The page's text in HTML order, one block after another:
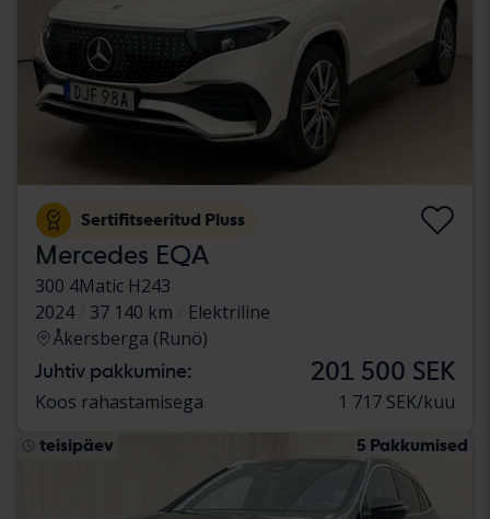
Sertifitseeritud Pluss
Mercedes EQA
300 4Matic H243
2024
37 140 km
Elektriline
Åkersberga (Runö)
Juhtiv pakkumine: 201 500 SEK
Koos rahastamisega 1 717 SEK/kuu
teisipäev 5 Pakkumised